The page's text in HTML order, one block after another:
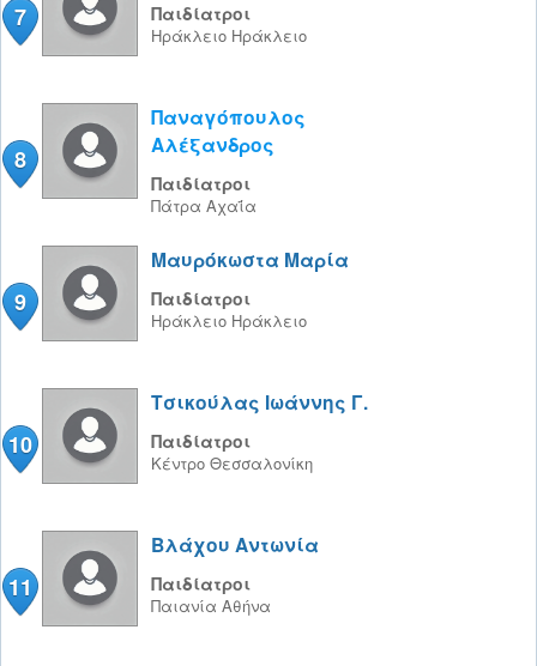
7 Παιδίατροι
Ηράκλειο Ηράκλειο
8
Παναγόπουλος
Αλέξανδρος
Παιδίατροι
Πάτρα Αχαΐα
9
Μαυρόκωστα Μαρία
Παιδίατροι
Ηράκλειο Ηράκλειο
10
Τσικούλας Ιωάννης Γ.
Παιδίατροι
Κέντρο Θεσσαλονίκη
11
Βλάχου Αντωνία
Παιδίατροι
Παιανία Αθήνα